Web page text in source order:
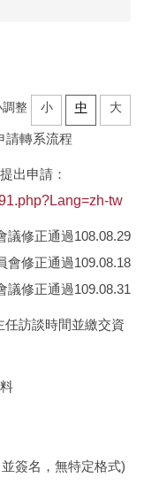
調整 小 中 大
請轉系流程
出申請：
tw
議修正通過108.08.29
會修正通過109.08.18
議修正通過109.08.31
訪談時間並繳交資
簽名，無特定格式)